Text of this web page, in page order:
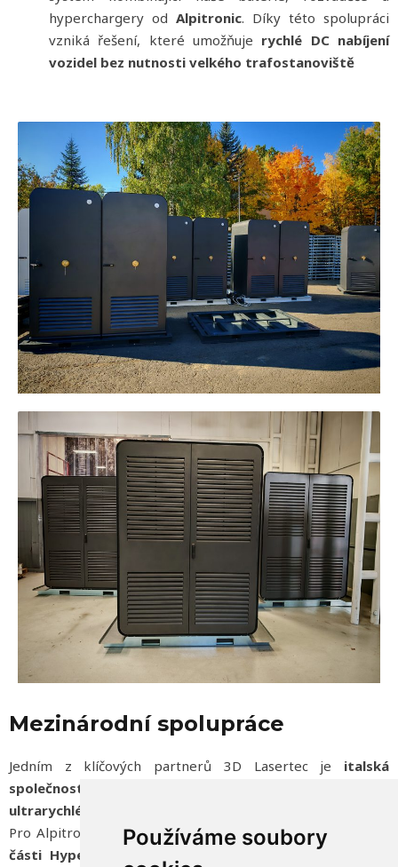
Používáme soubory
hyperchargery od Alpitronic. Díky této spolupráci
vzniká řešení, které umožňuje rychlé DC nabíjení
vozidel bez nutnosti velkého trafostanoviště
Mezinárodní spolupráce
Jedním z klíčových partnerů 3D Lasertec je italská
společnost Alpitronic
ultrarychlého DC nabíjení
Pro Alpitronic vyrábímekompletní konstrukce a kovové
části Hyperchargerů
– od přesného laserového řezání,